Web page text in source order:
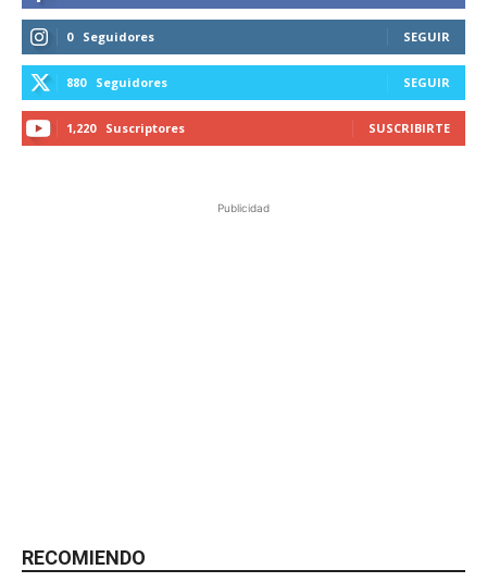
0 Seguidores SEGUIR
880 Seguidores SEGUIR
1,220 Suscriptores SUSCRIBIRTE
Publicidad
RECOMIENDO